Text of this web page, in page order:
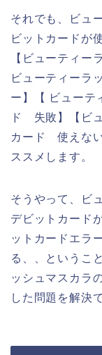
それでも、ビュ
ビットカードが
【ビューティー
ビューティーラ
ー】【 ビューテ
ド 失敗】【ビ
カード 使えな
ススメします。
そうやって、ビ
デビットカード
ットカードエラ
る、、というこ
ッシュマスカラ
した問題を解決